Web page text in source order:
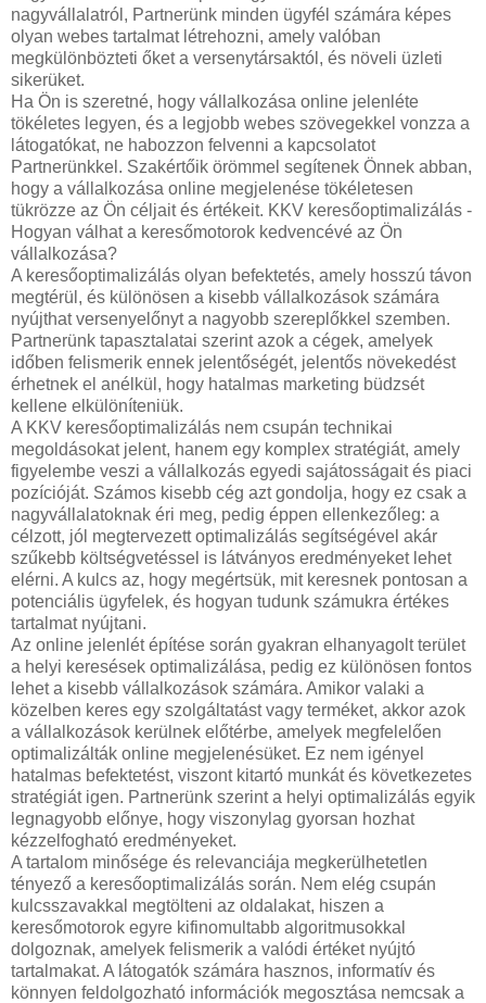
nagyvállalatról, Partnerünk minden ügyfél számára képes
olyan webes tartalmat létrehozni, amely valóban
megkülönbözteti őket a versenytársaktól, és növeli üzleti
sikerüket.
Ha Ön is szeretné, hogy vállalkozása online jelenléte
tökéletes legyen, és a legjobb webes szövegekkel vonzza a
látogatókat, ne habozzon felvenni a kapcsolatot
Partnerünkkel. Szakértőik örömmel segítenek Önnek abban,
hogy a vállalkozása online megjelenése tökéletesen
tükrözze az Ön céljait és értékeit. KKV keresőoptimalizálás -
Hogyan válhat a keresőmotorok kedvencévé az Ön
vállalkozása?
A keresőoptimalizálás olyan befektetés, amely hosszú távon
megtérül, és különösen a kisebb vállalkozások számára
nyújthat versenyelőnyt a nagyobb szereplőkkel szemben.
Partnerünk tapasztalatai szerint azok a cégek, amelyek
időben felismerik ennek jelentőségét, jelentős növekedést
érhetnek el anélkül, hogy hatalmas marketing büdzsét
kellene elkülöníteniük.
A KKV keresőoptimalizálás nem csupán technikai
megoldásokat jelent, hanem egy komplex stratégiát, amely
figyelembe veszi a vállalkozás egyedi sajátosságait és piaci
pozícióját. Számos kisebb cég azt gondolja, hogy ez csak a
nagyvállalatoknak éri meg, pedig éppen ellenkezőleg: a
célzott, jól megtervezett optimalizálás segítségével akár
szűkebb költségvetéssel is látványos eredményeket lehet
elérni. A kulcs az, hogy megértsük, mit keresnek pontosan a
potenciális ügyfelek, és hogyan tudunk számukra értékes
tartalmat nyújtani.
Az online jelenlét építése során gyakran elhanyagolt terület
a helyi keresések optimalizálása, pedig ez különösen fontos
lehet a kisebb vállalkozások számára. Amikor valaki a
közelben keres egy szolgáltatást vagy terméket, akkor azok
a vállalkozások kerülnek előtérbe, amelyek megfelelően
optimalizálták online megjelenésüket. Ez nem igényel
hatalmas befektetést, viszont kitartó munkát és következetes
stratégiát igen. Partnerünk szerint a helyi optimalizálás egyik
legnagyobb előnye, hogy viszonylag gyorsan hozhat
kézzelfogható eredményeket.
A tartalom minősége és relevanciája megkerülhetetlen
tényező a keresőoptimalizálás során. Nem elég csupán
kulcsszavakkal megtölteni az oldalakat, hiszen a
keresőmotorok egyre kifinomultabb algoritmusokkal
dolgoznak, amelyek felismerik a valódi értéket nyújtó
tartalmakat. A látogatók számára hasznos, informatív és
könnyen feldolgozható információk megosztása nemcsak a